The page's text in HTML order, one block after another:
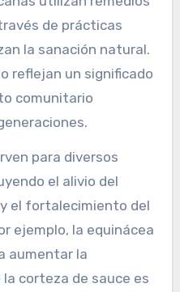
de prácticas
la sanación natural.
reflejan un significado
comunitario
para diversos
el alivio del
el fortalecimiento del
ejemplo, la equinácea
aumentar la
corteza de sauce es